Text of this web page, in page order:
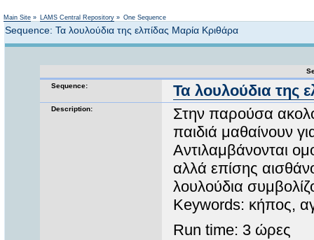
Main Site » LAMS Central Repository » One Sequence
Sequence: Τα λουλούδια της ελπίδας Μαρία Κριθάρα
Sequence:
Τα λουλούδια της
Description:
Στην παρούσα
παιδιά μαθαίνουν
Αντιλαμβάνονται
αλλά επίσης
λουλούδια
Keywords: κήπος,
Run time: 3 ώρες